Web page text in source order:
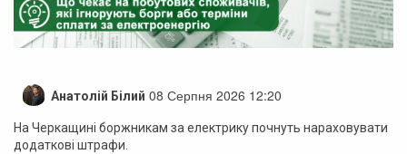
Анатолій Білий 08 Серпня 2026 12:20
На Черкащині боржникам за електрику почнуть нараховувати
додаткові штрафи.